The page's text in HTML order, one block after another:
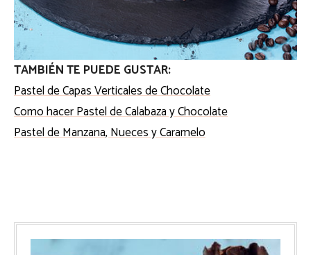
TAMBIÉN TE PUEDE GUSTAR:
Pastel de Capas Verticales de Chocolate
Como hacer Pastel de Calabaza y Chocolate
Pastel de Manzana, Nueces y Caramelo